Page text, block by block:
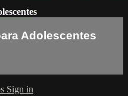
Adolescentes
Sign in